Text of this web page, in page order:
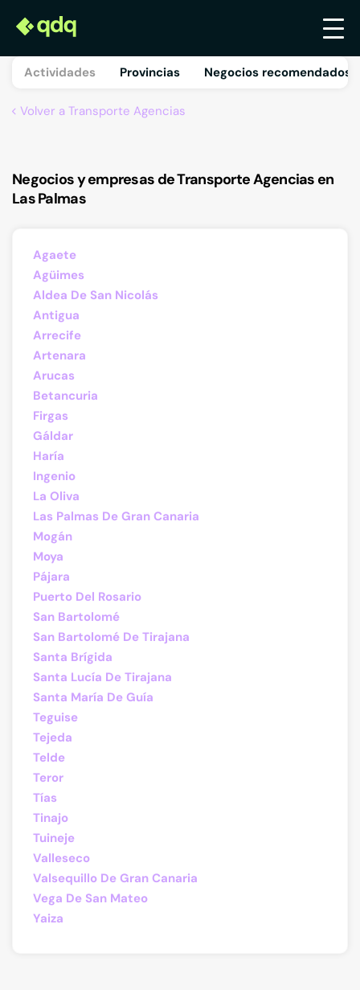
Actividades Provincias Negocios recomendados
Volver a Transporte Agencias
Negocios y empresas de Transporte Agencias en
Las Palmas
Agaete
Agüimes
Aldea De San Nicolás
Antigua
Arrecife
Artenara
Arucas
Betancuria
Firgas
Gáldar
Haría
Ingenio
La Oliva
Las Palmas De Gran Canaria
Mogán
Moya
Pájara
Puerto Del Rosario
San Bartolomé
San Bartolomé De Tirajana
Santa Brígida
Santa Lucía De Tirajana
Santa María De Guía
Teguise
Tejeda
Telde
Teror
Tías
Tinajo
Tuineje
Valleseco
Valsequillo De Gran Canaria
Vega De San Mateo
Yaiza